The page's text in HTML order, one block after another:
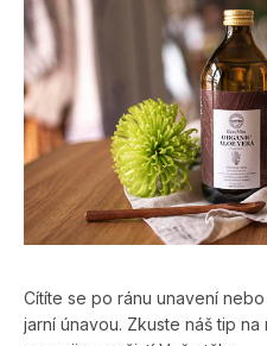
Cítíte se po ránu unavení
jarní únavou. Zkuste náš tip